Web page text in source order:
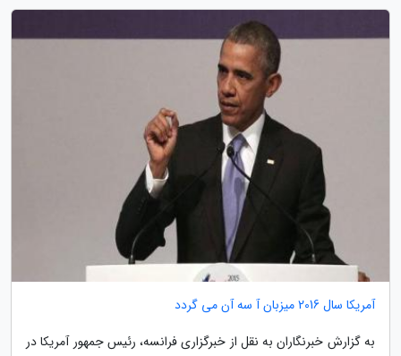
آمریکا سال 2016 میزبان آ سه آن می گردد
به گزارش خبرنگاران به نقل از خبرگزاری فرانسه، رئیس جمهور آمریکا در